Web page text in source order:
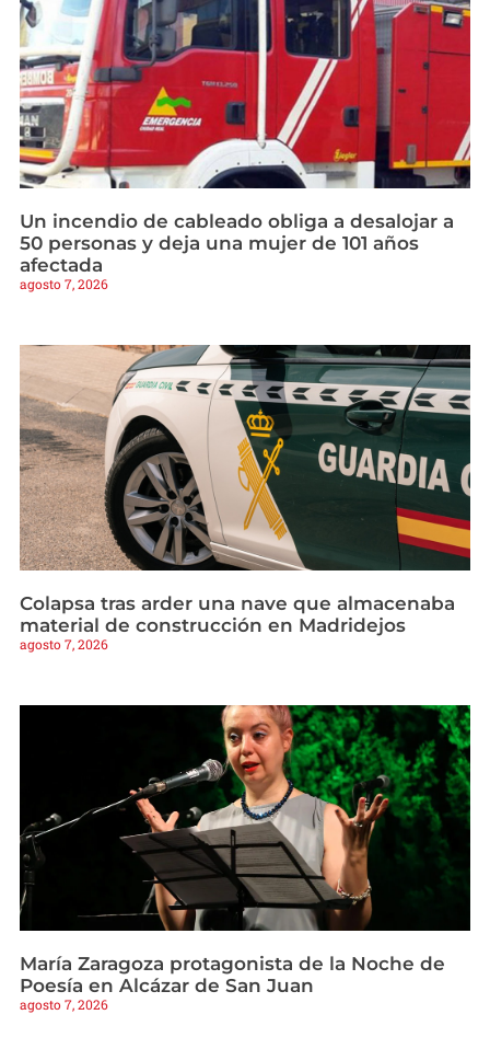
Un incendio de cableado obliga a desalojar a
50 personas y deja una mujer de 101 años
afectada
agosto 7, 2026
Colapsa tras arder una nave que almacenaba
material de construcción en Madridejos
agosto 7, 2026
María Zaragoza protagonista de la Noche de
Poesía en Alcázar de San Juan
agosto 7, 2026